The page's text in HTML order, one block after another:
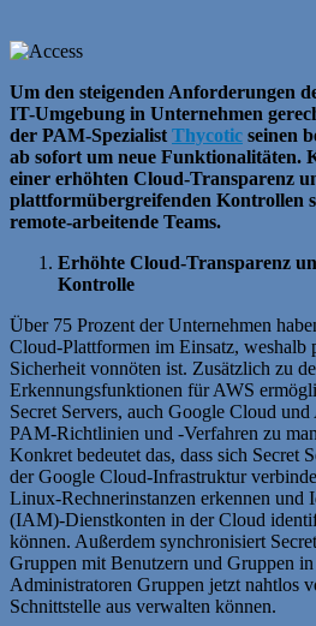
Um den steigenden Anforderungen
IT-Umgebung in Unternehmen
der PAM-Spezialist Thycotic seinen
ab sofort um neue Funktionalitäten.
einer erhöhten Cloud-Transparenz
plattformübergreifenden Kontrollen
remote-arbeitende Teams.
Erhöhte Cloud-Transparenz
Kontrolle
Über 75 Prozent der Unternehmen
Cloud-Plattformen im Einsatz, weshalb
Sicherheit vonnöten ist. Zusätzlich zu
Erkennungsfunktionen für AWS
Secret Servers, auch Google Cloud
PAM-Richtlinien und -Verfahren zu
Konkret bedeutet das, dass sich Secret
der Google Cloud-Infrastruktur
Linux-Rechnerinstanzen erkennen und
(IAM)-Dienstkonten in der Cloud
können. Außerdem synchronisiert
Gruppen mit Benutzern und Gruppen
Administratoren Gruppen jetzt nahtlos
Schnittstelle aus verwalten können.